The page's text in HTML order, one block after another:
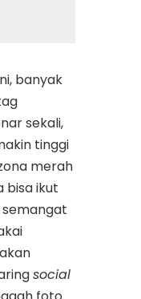
banyak
sekali,
tinggi
merah
bisa ikut
social